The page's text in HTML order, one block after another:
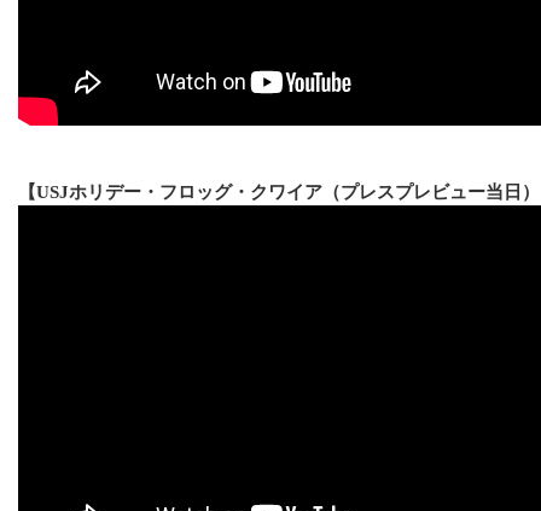
【USJホリデー・フロッグ・クワイア（プレスプレビュー当日